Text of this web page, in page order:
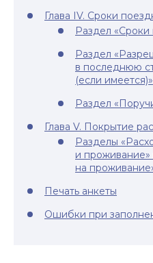
Глава IV. Сроки
Раздел «Сроки
Раздел
в последнюю
(если имеется)»
Раздел
Глава V. Покрытие
Разделы
и проживание»
на
Печать анкеты
Ошибки при